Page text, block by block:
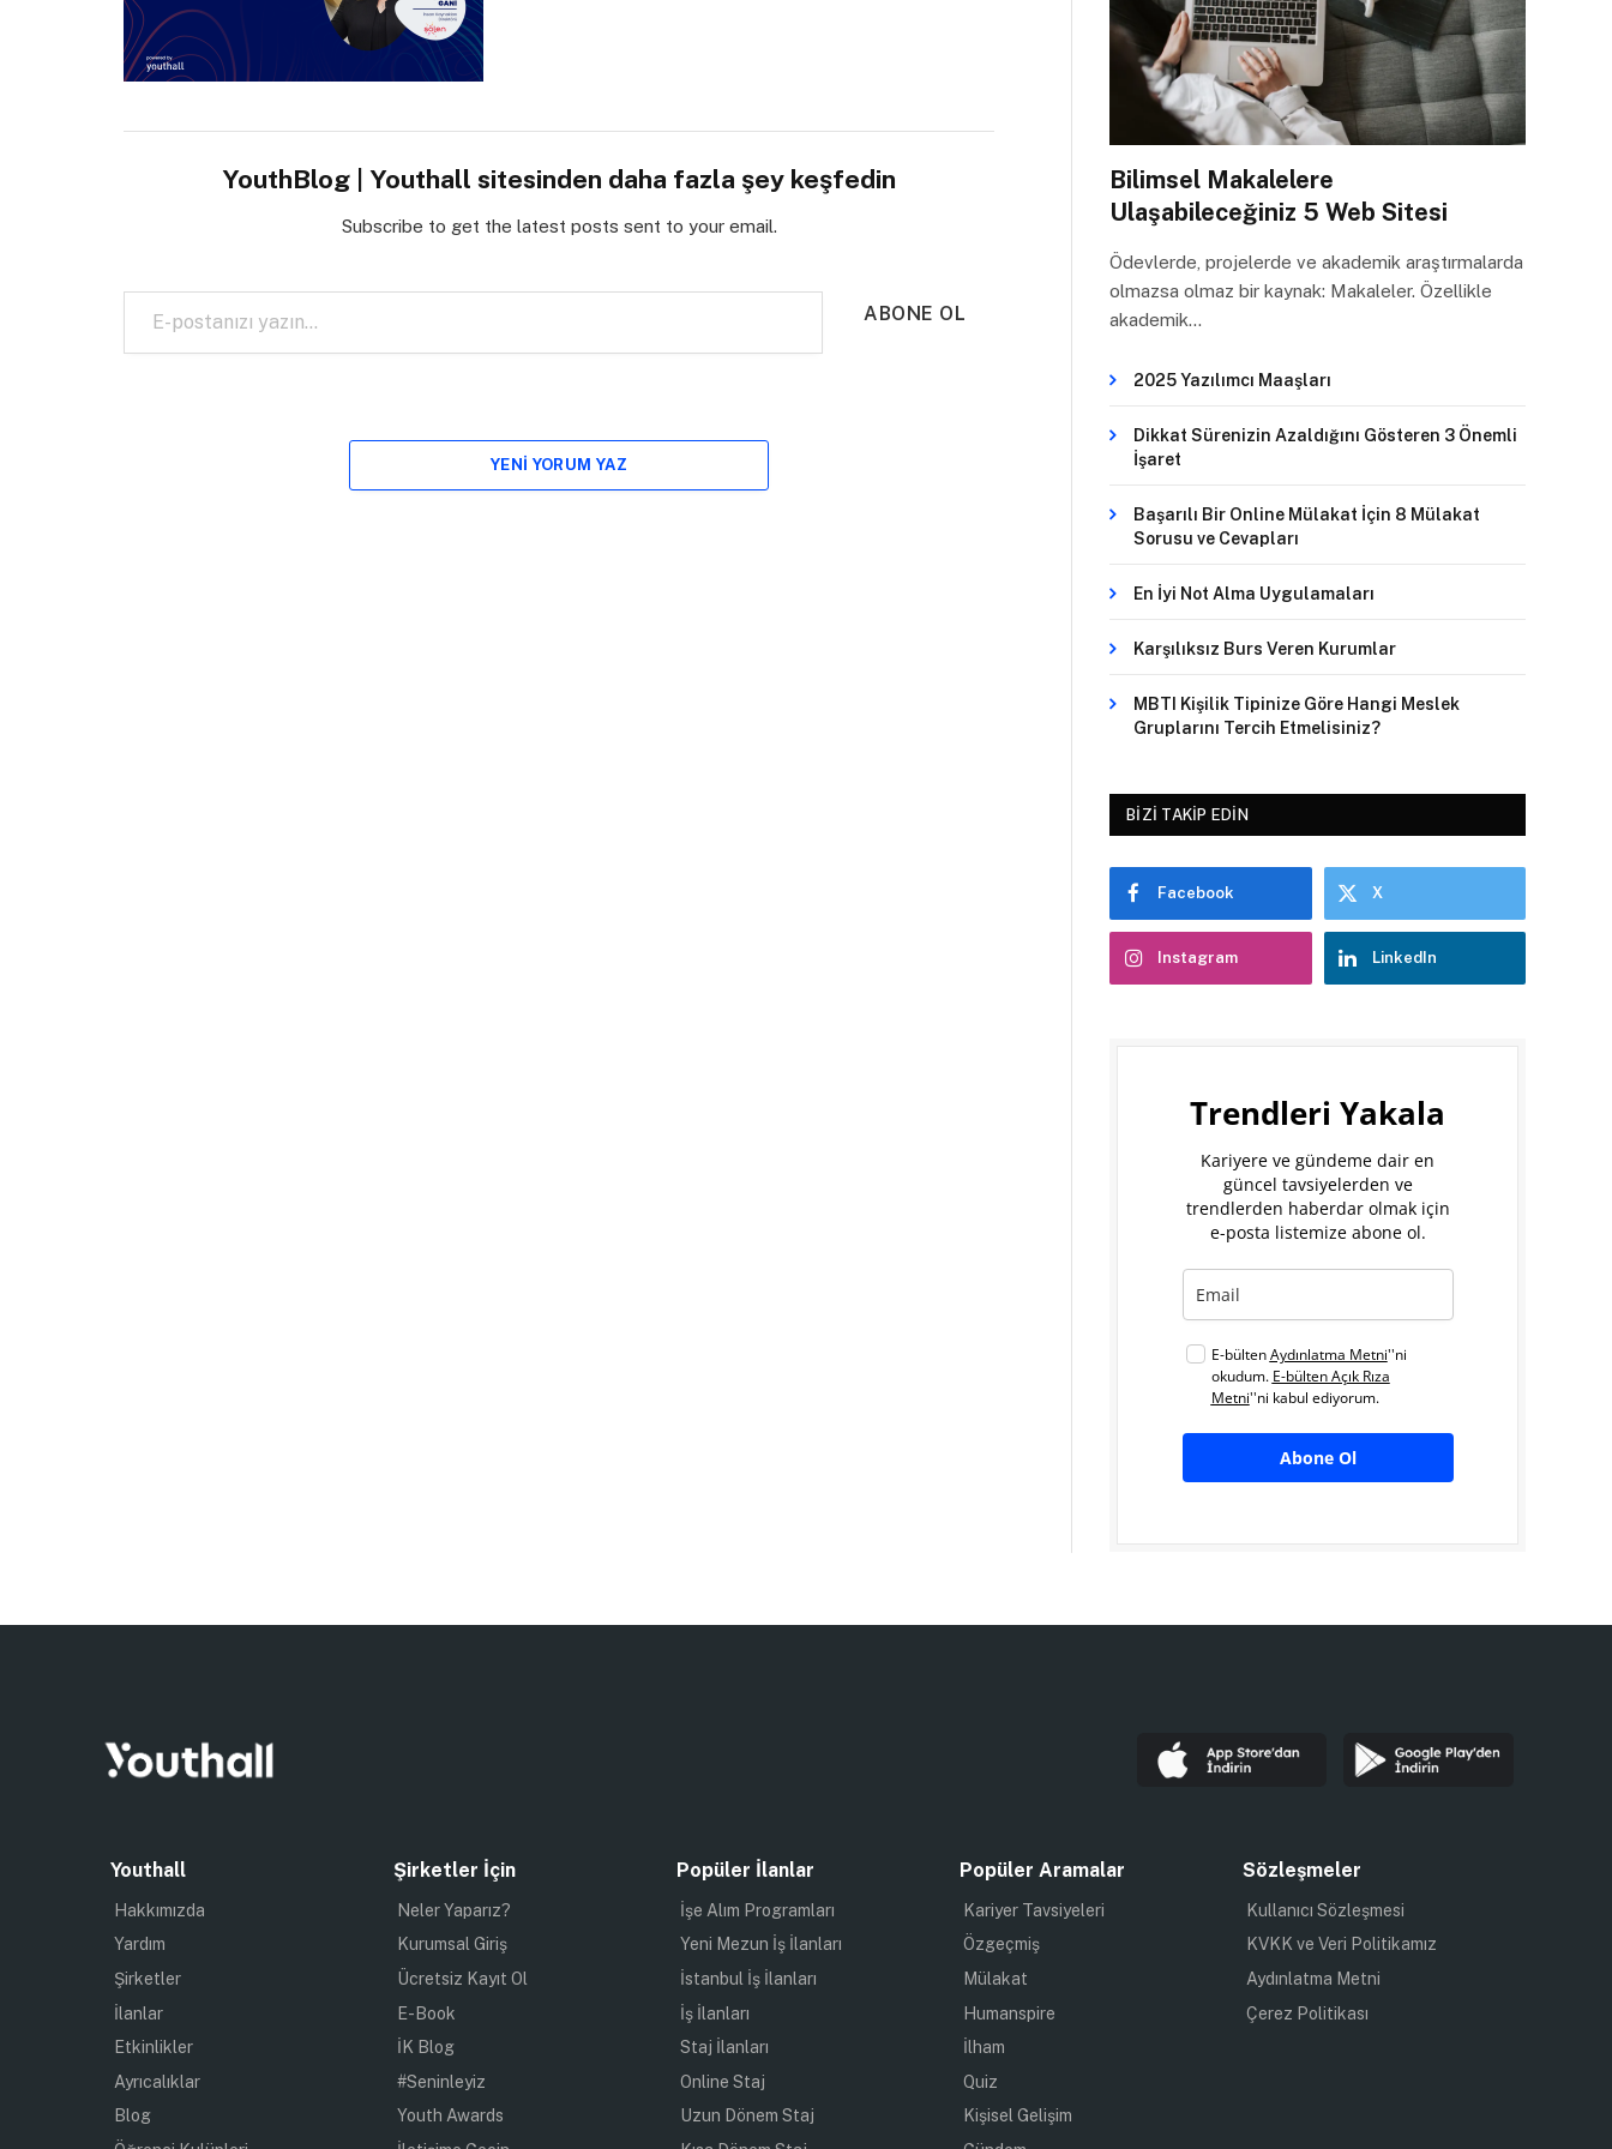
YouthBlog | Youthall sitesinden daha fazla şey keşfedin
Subscribe to get the latest posts sent to your email.
E-postanızı yazın…
ABONE OL
YENI YORUM YAZ
Bilimsel Makalelere
Ulaşabileceğiniz 5 Web Sitesi
Ödevlerde, projelerde ve akademik araştırmalarda
olmazsa olmaz bir kaynak: Makaleler. Özellikle
akademik…
2025 Yazılımcı Maaşları
Dikkat Sürenizin Azaldığını Gösteren 3 Önemli
İşaret
Başarılı Bir Online Mülakat İçin 8 Mülakat
Sorusu ve Cevapları
En İyi Not Alma Uygulamaları
Karşılıksız Burs Veren Kurumlar
MBTI Kişilik Tipinize Göre Hangi Meslek
Gruplarını Tercih Etmelisiniz?
BIZI TAKIP EDIN
Facebook X
Instagram LinkedIn
Trendleri Yakala
Kariyere ve gündeme dair en
güncel tavsiyelerden ve
trendlerden haberdar olmak için
e-posta listemize abone ol.
E-bültenAydınlatma Metni''ni
okudum. E-bülten Açık Rıza
Metni''ni kabul ediyorum.
Abone Ol
Youthall
Hakkımızda
Yardım
Şirketler
İlanlar
Etkinlikler
Ayrıcalıklar
Blog
Şirketler İçin
Neler Yaparız?
Kurumsal Giriş
Ücretsiz Kayıt Ol
E-Book
İK Blog
#Seninleyiz
Youth Awards
Popüler İlanlar
İşe Alım Programları
Yeni Mezun İş İlanları
İstanbul İş İlanları
İş İlanları
Staj İlanları
Online Staj
Uzun Dönem Staj
Popüler Aramalar
Kariyer Tavsiyeleri
Özgeçmiş
Mülakat
Humanspire
İlham
Quiz
Kişisel Gelişim
Sözleşmeler
Kullanıcı Sözleşmesi
KVKK ve Veri Politikamız
Aydınlatma Metni
Çerez Politikası